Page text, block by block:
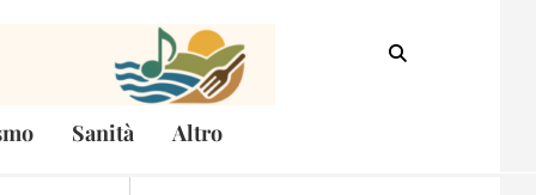
Sanità Altro